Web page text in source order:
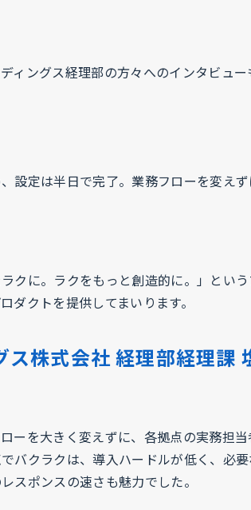
ィングス経理部の方々へのインタビュ
設定は半日で完了。業務フローを変え
クに。ラクをもっと創造的に。」とい
ダクトを提供してまいります。
ス株式会社 経理部経理課
ーを大きく変えずに、各拠点の実務担
バクラクは、導入ハードルが低く、必
スポンスの速さも魅力でした。